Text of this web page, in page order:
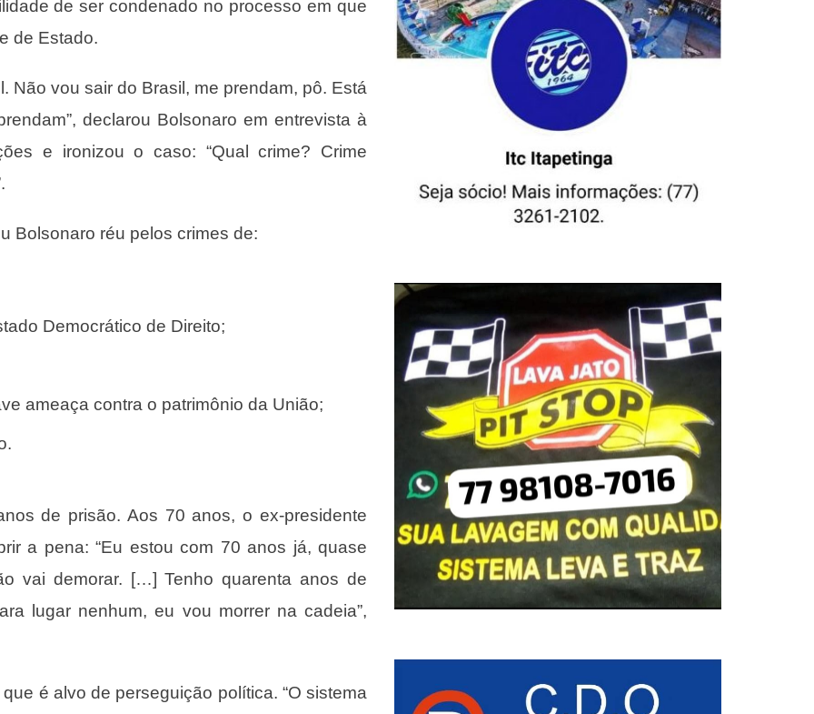
de ser condenado no processo em que
de Estado.
Não vou sair do Brasil, me prendam, pô. Está
declarou Bolsonaro em entrevista à
e ironizou o caso: “Qual crime? Crime
Bolsonaro réu pelos crimes de:
Democrático de Direito;
ameaça contra o patrimônio da União;
de prisão. Aos 70 anos, o ex-presidente
a pena: “Eu estou com 70 anos já, quase
vai demorar. […] Tenho quarenta anos de
lugar nenhum, eu vou morrer na cadeia”,
é alvo de perseguição política. “O sistema